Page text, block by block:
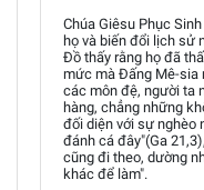
Chúa Giêsu Phục
họ và biến đổi lịch sử
Đồ thấy rằng họ đã
mức mà Đấng Mê-sia
các môn đệ, người ta
hàng, chẳng những
đối diện với sự nghèo
đánh cá đây"(Ga
cũng đi theo, dường
khác để làm".